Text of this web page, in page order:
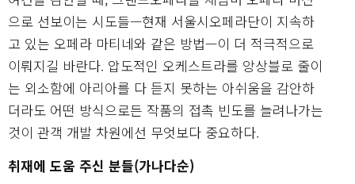
으로 선보이는 시도들—현재 서울시오페라단이 지속하
고 있는 오페라 마티네와 같은 방법—이 더 적극적으로
이뤄지길 바란다. 압도적인 오케스트라를 앙상블로 줄이
는 외소함에 아리아를 다 듣지 못하는 아쉬움을 감안하
더라도 어떤 방식으로든 작품의 접촉 빈도를 늘려나가는
것이 관객 개발 차원에선 무엇보다 중요하다.
취재에 도움 주신 분들(가나다순)